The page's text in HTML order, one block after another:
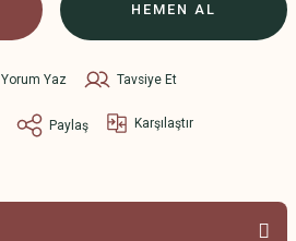
HEMEN AL
Yorum Yaz Tavsiye Et
Paylaş Karşılaştır